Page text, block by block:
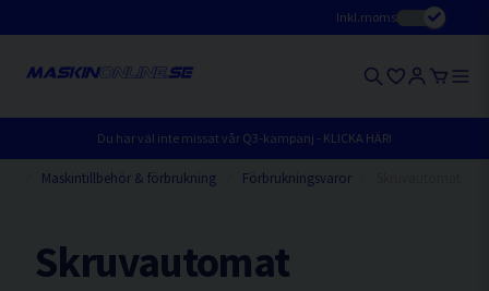
Inkl.moms
Du har väl inte missat vår Q3-kampanj - KLICKA HÄR!
Maskintillbehör & förbrukning Förbrukningsvaror
Skruvautomat